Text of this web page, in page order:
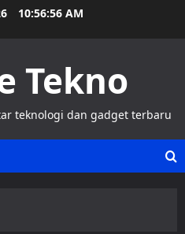
10:56:56 AM
Tekno
teknologi dan gadget terbaru